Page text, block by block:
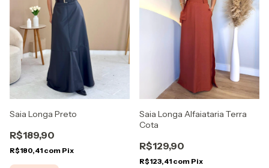
Saia Longa Preto
R$189,90
R$180,41 com Pix
Saia Longa Alfaiataria Terra
Cota
R$129,90
R$123,41 com Pix